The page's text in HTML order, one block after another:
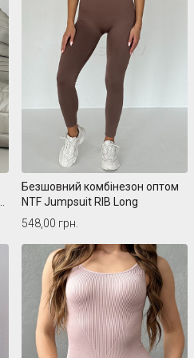
Безшовний комбінезон оптом
NTF Jumpsuit RIB Long
548,00 грн.